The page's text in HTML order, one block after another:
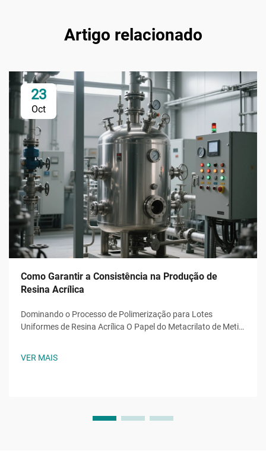
Artigo relacionado
23
Oct
Como Garantir a Consistência na Produção de
Resina Acrílica
Dominando o Processo de Polimerização para Lotes
Uniformes de Resina Acrílica O Papel do Metacrilato de Metila
VER MAIS